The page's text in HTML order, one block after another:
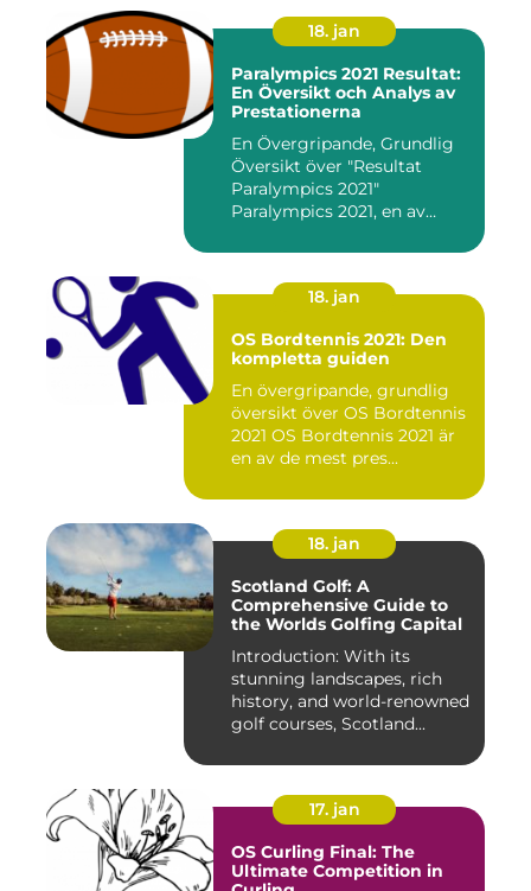
18. jan
Paralympics 2021 Resultat:
En Översikt och Analys av
Prestationerna
En Övergripande, Grundlig
Översikt över "Resultat
Paralympics 2021"
Paralympics 2021, en av
18. jan
OS Bordtennis 2021: Den
kompletta guiden
En övergripande, grundlig
översikt över OS Bordtennis
2021 OS Bordtennis 2021 är
en av de mest pres...
18. jan
Scotland Golf: A
Comprehensive Guide to
the Worlds Golfing Capital
Introduction: With its
stunning landscapes, rich
history, and world-renowned
golf courses, Scotland...
17. jan
OS Curling Final: The
Ultimate Competition in